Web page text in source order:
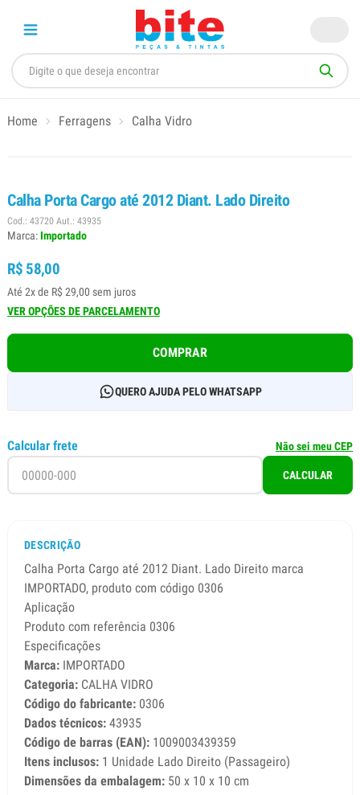
Home Ferragens Calha Vidro
Calha Porta Cargo até 2012 Diant. Lado Direito
Cod.: 43720 Aut.: 43935
Marca:Importado
R$ 58,00
Até 2x de R$ 29,00 sem juros
VER OPÇÕES DE PARCELAMENTO
COMPRAR
QUERO AJUDA PELO WHATSAPP
Calcular frete Não sei meu CEP
CALCULAR
DESCRIÇÃO
Calha Porta Cargo até 2012 Diant. Lado Direito marca
IMPORTADO, produto com código 0306
Aplicação
Produto com referência 0306
Especificações
Marca: IMPORTADO
Categoria: CALHA VIDRO
Código do fabricante: 0306
Dados técnicos: 43935
Código de barras (EAN): 1009003439359
Itens inclusos: 1 Unidade Lado Direito (Passageiro)
Dimensões da embalagem: 50 x 10 x 10 cm